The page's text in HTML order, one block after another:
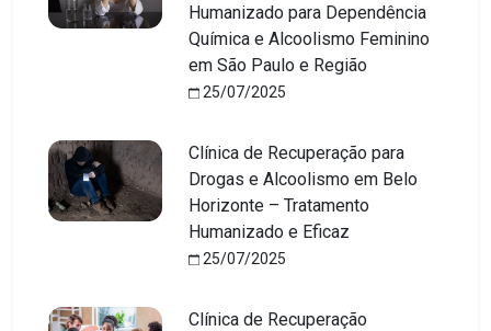
Humanizado para Dependência
Química e Alcoolismo Feminino
em São Paulo e Região
25/07/2025
Clínica de Recuperação para
Drogas e Alcoolismo em Belo
Horizonte – Tratamento
Humanizado e Eficaz
25/07/2025
Clínica de Recuperação